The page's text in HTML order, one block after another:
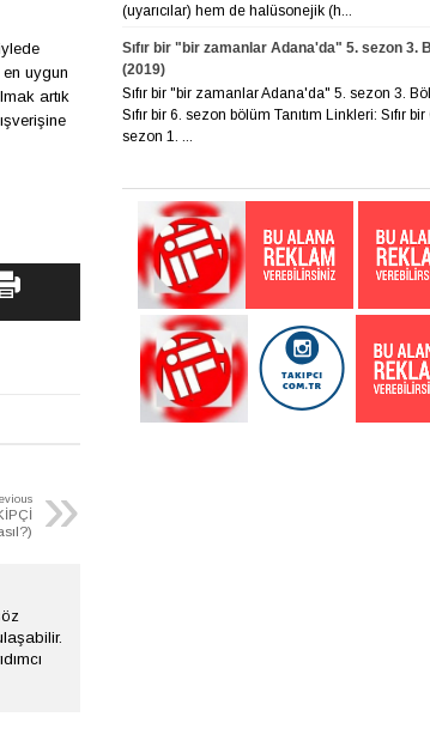
uygun
artık
»
(uyarıcılar) hem de halüsonejik (h...
Sıfır bir "bir zamanlar Adana'da" 5. sezon 3.
(2019)
Sıfır bir "bir zamanlar Adana'da" 5. sezon 3.
Sıfır bir 6. sezon bölüm Tanıtım Linkleri: Sıfır bir
sezon 1. ...